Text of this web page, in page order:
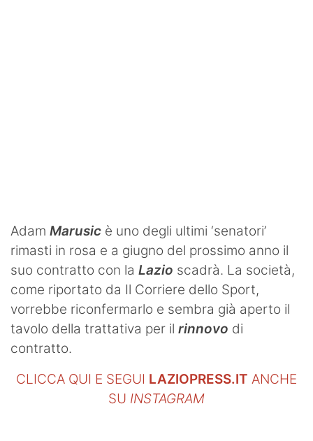
Adam Marusic è uno degli ultimi ‘senatori’
rimasti in rosa e a giugno del prossimo anno il
suo contratto con la Lazio scadrà. La società,
come riportato da Il Corriere dello Sport,
vorrebbe riconfermarlo e sembra già aperto il
tavolo della trattativa per il rinnovo di
contratto.
CLICCA QUI E SEGUI LAZIOPRESS.IT ANCHE
SU INSTAGRAM